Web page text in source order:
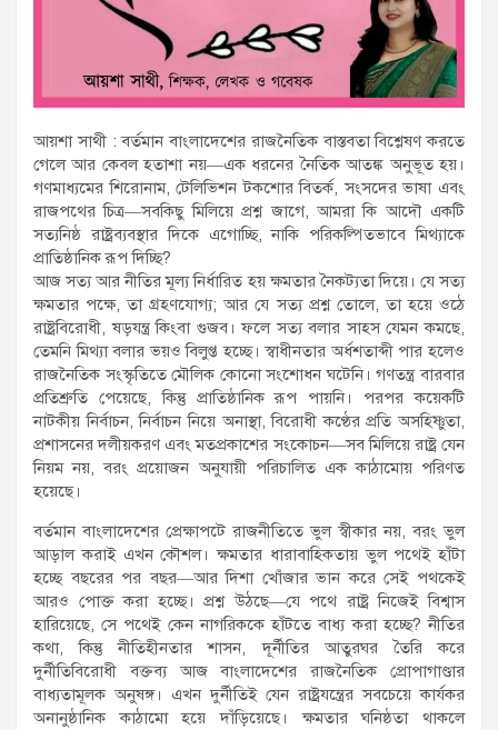
আয়শা সাথী : বর্তমান বাংলাদেশের রাজনৈতিক বাস্তবতা বিশ্লেষণ করতে
গেলে আর কেবল হতাশা নয়—এক ধরনের নৈতিক আতঙ্ক অনুভূত হয়।
গণমাধ্যমের শিরোনাম, টেলিভিশন টকশোর বিতর্ক, সংসদের ভাষা এবং
রাজপথের চিত্র—সবকিছু মিলিয়ে প্রশ্ন জাগে, আমরা কি আদৌ একটি
সত্যনিষ্ঠ রাষ্ট্রব্যবস্থার দিকে এগোচ্ছি, নাকি পরিকল্পিতভাবে মিথ্যাকে
প্রাতিষ্ঠানিক রূপ দিচ্ছি?
আজ সত্য আর নীতির মূল্য নির্ধারিত হয় ক্ষমতার নৈকট্যতা দিয়ে। যে সত্য
ক্ষমতার পক্ষে, তা গ্রহণযোগ্য; আর যে সত্য প্রশ্ন তোলে, তা হয়ে ওঠে
রাষ্ট্রবিরোধী, ষড়যন্ত্র কিংবা গুজব। ফলে সত্য বলার সাহস যেমন কমছে,
তেমনি মিথ্যা বলার ভয়ও বিলুপ্ত হচ্ছে। স্বাধীনতার অর্ধশতাব্দী পার হলেও
রাজনৈতিক সংস্কৃতিতে মৌলিক কোনো সংশোধন ঘটেনি। গণতন্ত্র বারবার
প্রতিশ্রুতি পেয়েছে, কিন্তু প্রাতিষ্ঠানিক রূপ পায়নি। পরপর কয়েকটি
নাটকীয় নির্বাচন, নির্বাচন নিয়ে অনাস্থা, বিরোধী কণ্ঠের প্রতি অসহিষ্ণুতা,
প্রশাসনের দলীয়করণ এবং মতপ্রকাশের সংকোচন—সব মিলিয়ে রাষ্ট্র যেন
নিয়ম নয়, বরং প্রয়োজন অনুযায়ী পরিচালিত এক কাঠামোয় পরিণত
হয়েছে।
বর্তমান বাংলাদেশের প্রেক্ষাপটে রাজনীতিতে ভুল স্বীকার নয়, বরং ভুল
আড়াল করাই এখন কৌশল। ক্ষমতার ধারাবাহিকতায় ভুল পথেই হাঁটা
হচ্ছে বছরের পর বছর—আর দিশা খোঁজার ভান করে সেই পথকেই
আরও পোক্ত করা হচ্ছে। প্রশ্ন উঠছে—যে পথে রাষ্ট্র নিজেই বিশ্বাস
হারিয়েছে, সে পথেই কেন নাগরিককে হাঁটতে বাধ্য করা হচ্ছে? নীতির
কথা, কিন্তু নীতিহীনতার শাসন, দূর্নীতির আতুরঘর তৈরি করে
দুর্নীতিবিরোধী বক্তব্য আজ বাংলাদেশের রাজনৈতিক প্রোপাগাণ্ডার
বাধ্যতামূলক অনুষঙ্গ। এখন দুর্নীতিই যেন রাষ্ট্রযন্ত্রের সবচেয়ে কার্যকর
অনানুষ্ঠানিক কাঠামো হয়ে দাঁড়িয়েছে। ক্ষমতার ঘনিষ্ঠতা থাকলে